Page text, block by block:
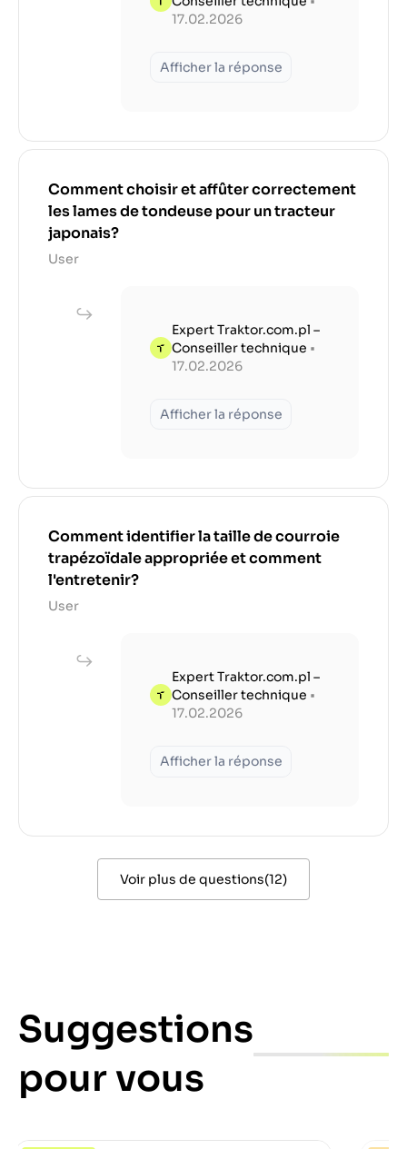
17.02.2026
Afficher la réponse
Comment choisir et affûter correctement
les lames de tondeuse pour un tracteur
japonais?
User
Expert Traktor.com.pl –
Conseiller technique •
17.02.2026
Afficher la réponse
Comment identifier la taille de courroie
trapézoïdale appropriée et comment
l'entretenir?
User
Expert Traktor.com.pl –
Conseiller technique •
17.02.2026
Afficher la réponse
Voir plus de questions(12)
Suggestions
pour vous